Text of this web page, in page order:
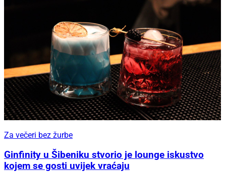
Za večeri bez žurbe
Ginfinity u Šibeniku stvorio je lounge iskustvo
kojem se gosti uvijek vraćaju